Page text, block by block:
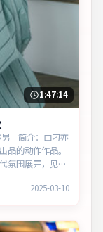
1:47:14
男 简介：由刁亦
品的动作作品。
氛围展开，见证
2025-03-10